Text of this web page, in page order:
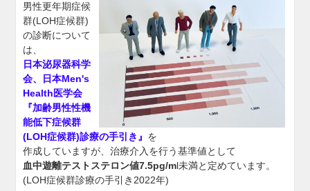
男性更年期症候
群(LOH症候群)
の診断について
は、
日本泌尿器科学
会、日本Men's
Health医学会
『加齢男性性機
能低下症候群
(LOH症候群)診療の手引き』 を
作成していますが、治療介入を行う基準値として
血中遊離テストステロン値7.5pg/ml未満と定めています。
(LOH症候群診療の手引き2022年)